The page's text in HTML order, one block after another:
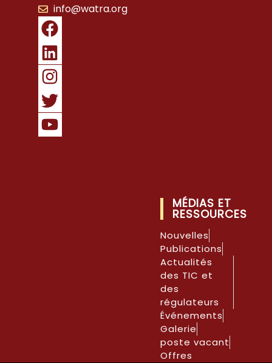
info@watra.org
MÉDIAS ET
RESSOURCES
Nouvelles
Publications
Actualités
des TIC et
des
régulateurs
Événements
Galerie
poste vacant
Offres